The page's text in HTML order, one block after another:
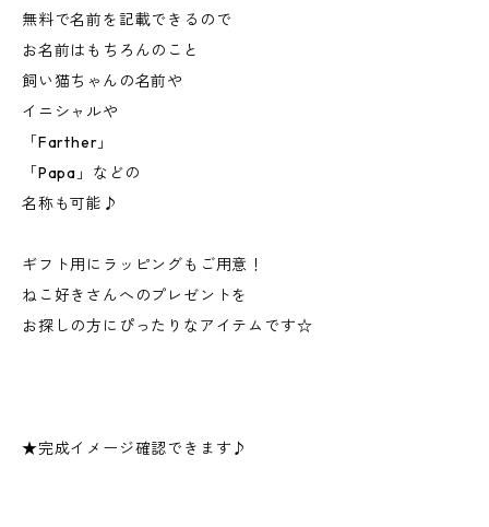
無料で名前を記載できるので
お名前はもちろんのこと
飼い猫ちゃんの名前や
イニシャルや
「Farther」
「Papa」などの
名称も可能♪
ギフト用にラッピングもご用意！
ねこ好きさんへのプレゼントを
お探しの方にぴったりなアイテムです☆
★完成イメージ確認できます♪